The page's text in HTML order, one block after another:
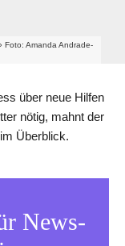
Foto: Amanda Andrade-
über neue Hilfen
nötig, mahnt der
Überblick.
News-